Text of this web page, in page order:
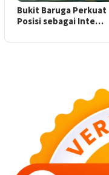
Bukit Baruga Perkuat
Posisi sebagai Inte…